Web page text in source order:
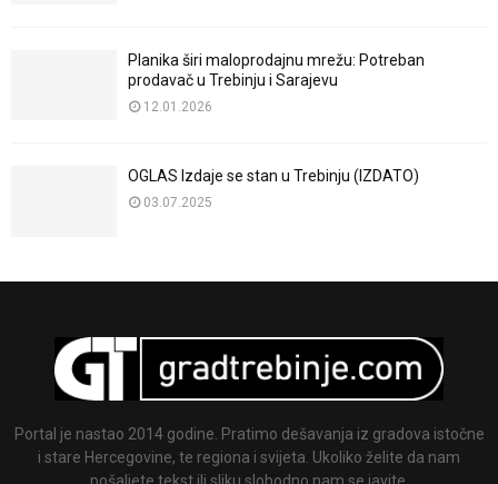
Planika širi maloprodajnu mrežu: Potreban
prodavač u Trebinju i Sarajevu
12.01.2026
OGLAS Izdaje se stan u Trebinju (IZDATO)
03.07.2025
Portal je nastao 2014 godine. Pratimo dešavanja iz gradova istočne
i stare Hercegovine, te regiona i svijeta. Ukoliko želite da nam
pošaljete tekst ili sliku slobodno nam se javite.